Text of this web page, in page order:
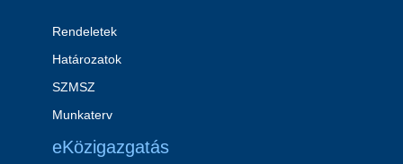
Rendeletek
Határozatok
SZMSZ
Munkaterv
eKözigazgatás